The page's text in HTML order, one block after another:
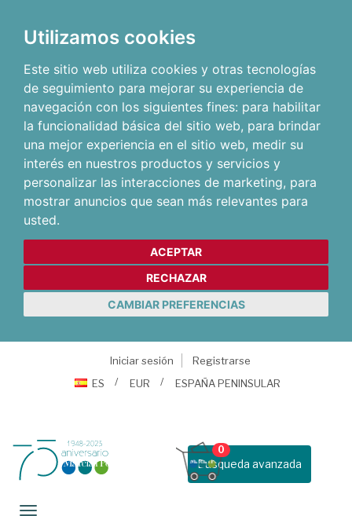
Utilizamos cookies
Este sitio web utiliza cookies y otras tecnologías
de seguimiento para mejorar su experiencia de
navegación con los siguientes fines: para habilitar
la funcionalidad básica del sitio web, para brindar
una mejor experiencia en el sitio web, medir su
interés en nuestros productos y servicios y
personalizar las interacciones de marketing, para
mostrar anuncios que sean más relevantes para
usted.
ACEPTAR
RECHAZAR
CAMBIAR PREFERENCIAS
Iniciar sesión
Registrarse
ES
EUR ESPAÑA PENINSULAR
Busqueda avanzada
0
Toggle navigation